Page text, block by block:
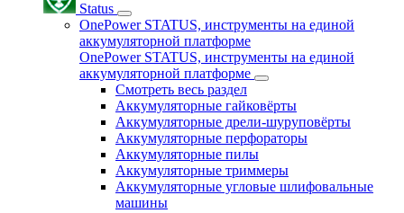
Status
OnePower STATUS, инструменты на единой
аккумуляторной платформе
OnePower STATUS, инструменты на единой
аккумуляторной платформе
Смотреть весь раздел
Аккумуляторные гайковёрты
Аккумуляторные дрели-шуруповёрты
Аккумуляторные перфораторы
Аккумуляторные пилы
Аккумуляторные триммеры
Аккумуляторные угловые шлифовальные
машины